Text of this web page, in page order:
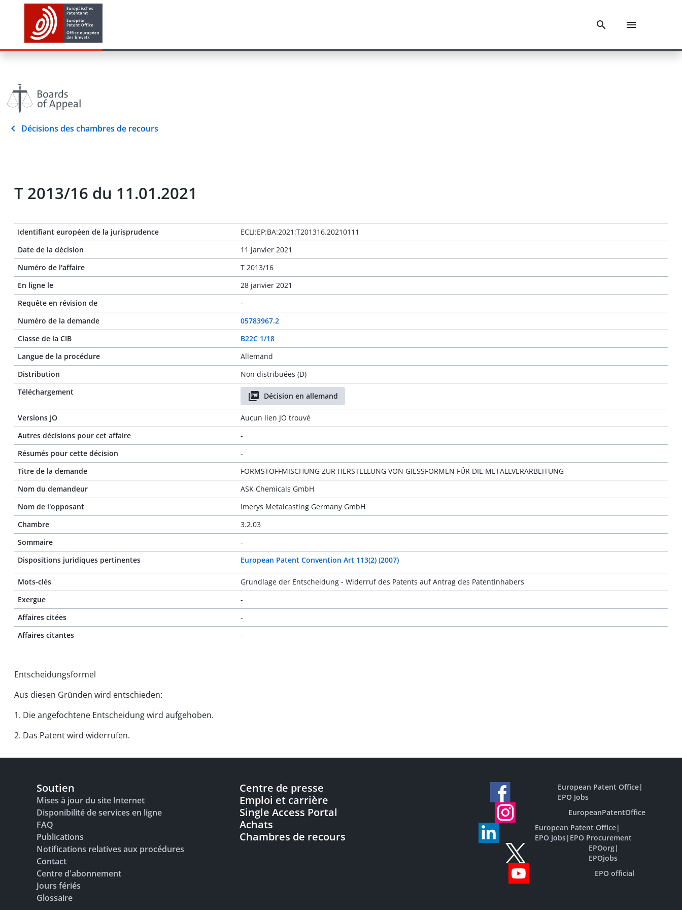
Décisions des chambres de recours
T 2013/16 du 11.01.2021
Identifiant européen de la jurisprudence
ECLI:EP:BA:2021:T201316.20210111
Date de la décision
11 janvier 2021
Numéro de l'affaire
T 2013/16
En ligne le
28 janvier 2021
Requête en révision de
-
Numéro de la demande
05783967.2
Classe de la CIB
B22C 1/18
Langue de la procédure
Allemand
Distribution
Non distribuées (D)
Téléchargement
Décision en allemand
Versions JO
Aucun lien JO trouvé
Autres décisions pour cet affaire
-
Résumés pour cette décision
-
Titre de la demande
FORMSTOFFMISCHUNG ZUR HERSTELLUNG VON GIESSFORMEN FÜR DIE METALLVERARBEITUNG
Nom du demandeur
ASK Chemicals GmbH
Nom de l'opposant
Imerys Metalcasting Germany GmbH
Chambre
3.2.03
Sommaire
-
Dispositions juridiques pertinentes
European Patent Convention Art 113(2) (2007)
Mots-clés
Grundlage der Entscheidung - Widerruf des Patents auf Antrag des Patentinhabers
Exergue
-
Affaires citées
-
Affaires citantes
-
Entscheidungsformel
Aus diesen Gründen wird entschieden:
1. Die angefochtene Entscheidung wird aufgehoben.
2. Das Patent wird widerrufen.
Soutien
Mises à jour du site Internet
Disponibilité de services en ligne
FAQ
Publications
Notifications relatives aux procédures
Contact
Centre d'abonnement
Jours fériés
Glossaire
Centre de presse
Emploi et carrière
Single Access Portal
Achats
Chambres de recours
European Patent Office|
EPO Jobs
EuropeanPatentOffice
European Patent Office|
EPO Jobs| EPO Procurement
EPOorg|
EPOjobs
EPO official